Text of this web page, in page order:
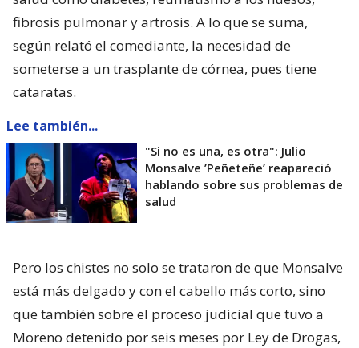
fibrosis pulmonar y artrosis. A lo que se suma,
según relató el comediante, la necesidad de
someterse a un trasplante de córnea, pues tiene
cataratas.
Lee también...
"Si no es una, es otra": Julio
Monsalve ’Peñeteñe’ reapareció
hablando sobre sus problemas de
salud
Pero los chistes no solo se trataron de que Monsalve
está más delgado y con el cabello más corto, sino
que también sobre el proceso judicial que tuvo a
Moreno detenido por seis meses por Ley de Drogas,